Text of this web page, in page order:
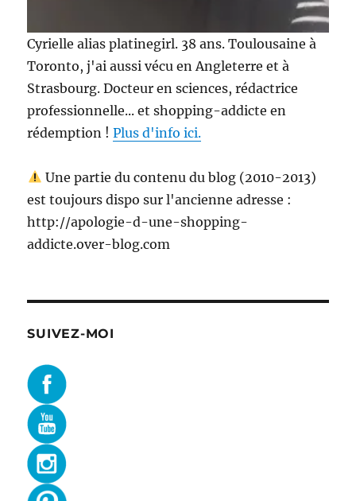
Cyrielle alias platinegirl. 38 ans. Toulousaine à
Toronto, j'ai aussi vécu en Angleterre et à
Strasbourg. Docteur en sciences, rédactrice
professionnelle... et shopping-addicte en
rédemption !Plus d'info ici.
Une partie du contenu du blog (2010-2013)
est toujours dispo sur l'ancienne adresse :
http://apologie-d-une-shopping-
addicte.over-blog.com
SUIVEZ-MOI